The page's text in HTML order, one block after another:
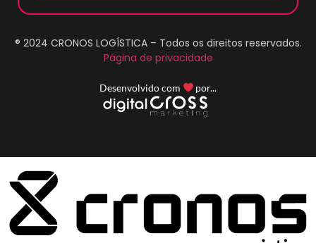
® 2024 CRONOS LOGÍSTICA – Todos os direitos reservados.
Página de privacidade
Desenvolvido com por...